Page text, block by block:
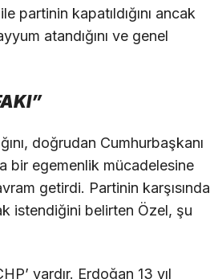
partinin kapatıldığını ancak
atandığını ve genel
doğrudan Cumhurbaşkanı
bir egemenlik mücadelesine
getirdi. Partinin karşısında
istendiğini belirten Özel, şu
vardır. Erdoğan 13 yıl